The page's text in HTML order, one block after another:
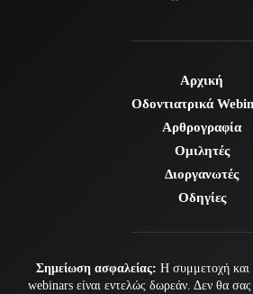
Αρχική
Οδοντιατρικά
Αρθρογραφία
Ομιλητές
Διοργανωτές
Οδηγίες
Σημείωση ασφαλείας: Η συμμετοχή
webinars είναι εντελώς δωρεάν. Δεν θα σας